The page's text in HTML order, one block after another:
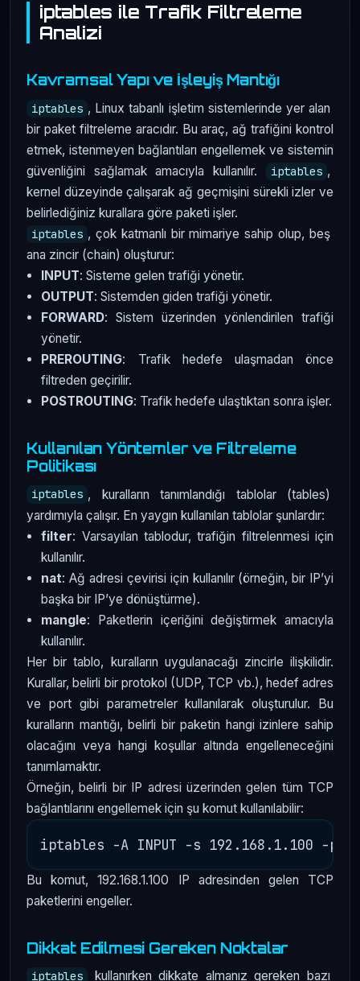
iptables ile Trafik Filtreleme
Analizi
Kavramsal Yapı ve İşleyiş Mantığı
iptables , Linux tabanlı işletim sistemlerinde yer alan
bir paket filtreleme aracıdır. Bu araç, ağ trafiğini kontrol
etmek, istenmeyen bağlantıları engellemek ve sistemin
güvenliğini sağlamak amacıyla kullanılır.
iptables ,
kernel düzeyinde çalışarak ağ geçmişini sürekli izler ve
belirlediğiniz kurallara göre paketi işler.
iptables , çok katmanlı bir mimariye sahip olup, beş
ana zincir (chain) oluşturur:
INPUT: Sisteme gelen trafiği yönetir.
OUTPUT: Sistemden giden trafiği yönetir.
FORWARD: Sistem üzerinden yönlendirilen trafiği
yönetir.
PREROUTING: Trafik hedefe ulaşmadan önce
filtreden geçirilir.
POSTROUTING: Trafik hedefe ulaştıktan sonra işler.
Kullanılan Yöntemler ve Filtreleme
Politikası
iptables , kuralların tanımlandığı tablolar (tables)
yardımıyla çalışır. En yaygın kullanılan tablolar şunlardır:
filter: Varsayılan tablodur, trafiğin filtrelenmesi için
kullanılır.
nat: Ağ adresi çevirisi için kullanılır (örneğin, bir IP’yi
başka bir IP’ye dönüştürme).
mangle: Paketlerin içeriğini değiştirmek amacıyla
kullanılır.
Her bir tablo, kuralların uygulanacağı zincirle ilişkilidir.
Kurallar, belirli bir protokol (UDP, TCP vb.), hedef adres
ve port gibi parametreler kullanılarak oluşturulur. Bu
kuralların mantığı, belirli bir paketin hangi izinlere sahip
olacağını veya hangi koşullar altında engelleneceğini
tanımlamaktır.
Örneğin, belirli bir IP adresi üzerinden gelen tüm TCP
bağlantılarını engellemek için şu komut kullanılabilir:
Bu komut, 192.168.1.100 IP adresinden gelen TCP
paketlerini engeller.
Dikkat Edilmesi Gereken Noktalar
iptables kullanırken dikkate almanız gereken bazı